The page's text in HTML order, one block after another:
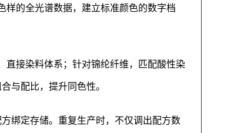
样的全光谱数据，建立标准颜色的数字档
直接染料体系；针对锦纶纤维，匹配酸性染
与配比，提升同色性。
绑定存储。重复生产时，不仅调出配方数